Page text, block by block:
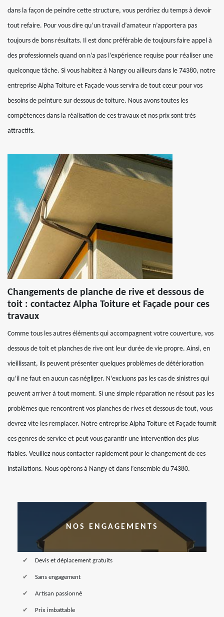
dans la façon de peindre cette structure, vous perdriez du temps à devoir
tout refaire. Pour vous dire qu’un travail d’amateur n’apportera pas
toujours de bons résultats. Il est donc préférable de toujours faire appel à
des professionnels quand on n’a pas l’expérience requise pour réaliser une
quelconque tâche. Si vous habitez à Nangy ou ailleurs dans le 74380, notre
entreprise Alpha Toiture et Façade vous servira de tout cœur pour vos
besoins de peinture sur dessous de toiture. Nous avons toutes les
compétences dans la réalisation de ces travaux et nos prix sont très
attractifs.
Changements de planche de rive et dessous de
toit : contactez Alpha Toiture et Façade pour ces
travaux
Comme tous les autres éléments qui accompagnent votre couverture, vos
dessous de toit et planches de rive ont leur durée de vie propre. Ainsi, en
vieillissant, ils peuvent présenter quelques problèmes de détérioration
qu’il ne faut en aucun cas négliger. N’excluons pas les cas de sinistres qui
peuvent arriver à tout moment. Si une simple réparation ne résout pas les
problèmes que rencontrent vos planches de rives et dessous de tout, vous
devrez vite les remplacer. Notre entreprise Alpha Toiture et Façade fournit
ces genres de service et peut vous garantir une intervention des plus
fiables. Veuillez nous contacter rapidement pour le changement de ces
installations. Nous opérons à Nangy et dans l’ensemble du 74380.
NOS ENGAGEMENTS
Devis et déplacement gratuits
Sans engagement
Artisan passionné
Prix imbattable